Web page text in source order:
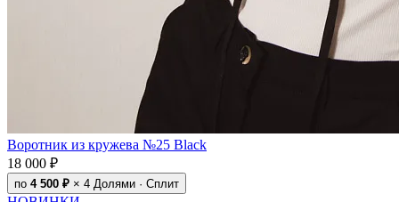
Воротник из кружева №25 Black
18 000 ₽
по 4 500 ₽ × 4 Долями · Сплит